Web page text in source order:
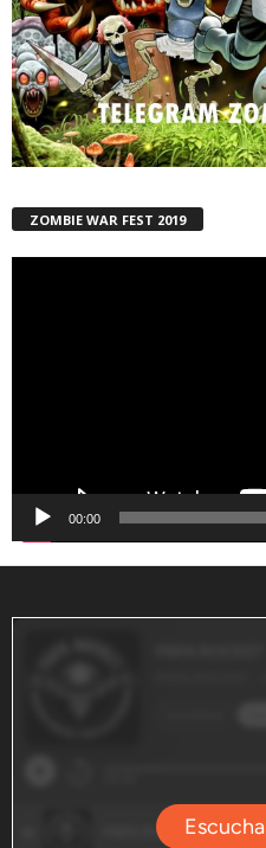
ZOMBIE WAR FEST 2019
00:00